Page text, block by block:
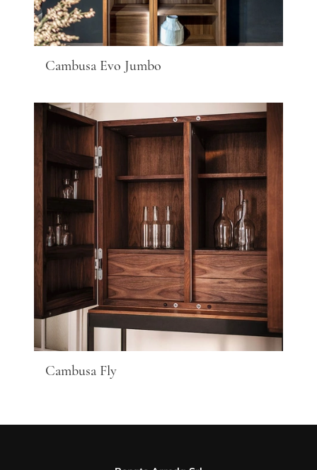
Cambusa Evo Jumbo
Cambusa Fly